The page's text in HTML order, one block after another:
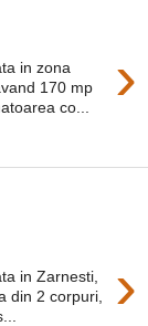
›
in zona
170 mp
co...
›
in Zarnesti,
din 2 corpuri,